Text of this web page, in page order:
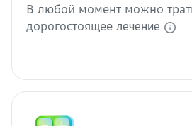
В любой момент можно
дорогостоящее лечение